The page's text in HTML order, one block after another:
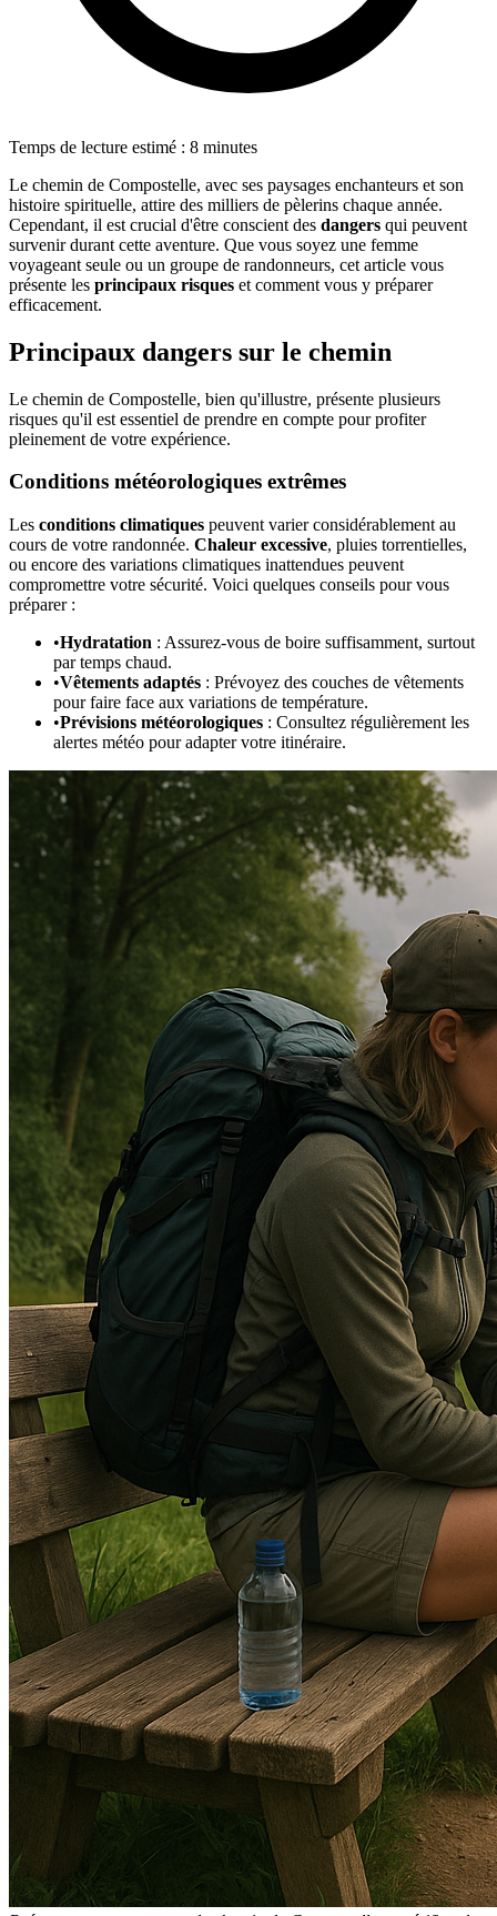
Temps de lecture estimé : 8 minutes
Le chemin de Compostelle, avec ses paysages enchanteurs et son
histoire spirituelle, attire des milliers de pèlerins chaque année.
Cependant, il est crucial d'être conscient des dangers qui peuvent
survenir durant cette aventure. Que vous soyez une femme
voyageant seule ou un groupe de randonneurs, cet article vous
présente les principaux risques et comment vous y préparer
efficacement.
Principaux dangers sur le chemin
Le chemin de Compostelle, bien qu'illustre, présente plusieurs
risques qu'il est essentiel de prendre en compte pour profiter
pleinement de votre expérience.
Conditions météorologiques extrêmes
Les conditions climatiques peuvent varier considérablement au
cours de votre randonnée. Chaleur excessive, pluies torrentielles,
ou encore des variations climatiques inattendues peuvent
compromettre votre sécurité. Voici quelques conseils pour vous
préparer :
•Hydratation : Assurez-vous de boire suffisamment, surtout
par temps chaud.
•Vêtements adaptés : Prévoyez des couches de vêtements
pour faire face aux variations de température.
•Prévisions météorologiques : Consultez régulièrement les
alertes météo pour adapter votre itinéraire.